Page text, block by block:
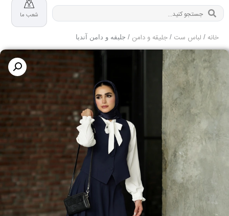
شعب ما
خانه / لباس ست / جلیقه و دامن / جلیقه و دامن آندیا